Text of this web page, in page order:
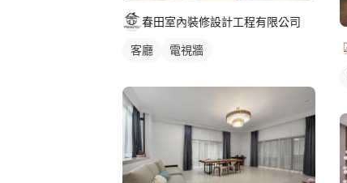
春田室內裝修設計工程有限公司
客廳 電視牆